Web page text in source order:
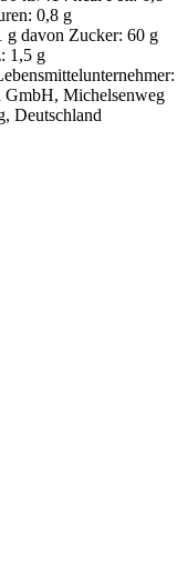
0,8 g
g davon Zucker: 60 g
1,5 g
Michelsenweg
Deutschland